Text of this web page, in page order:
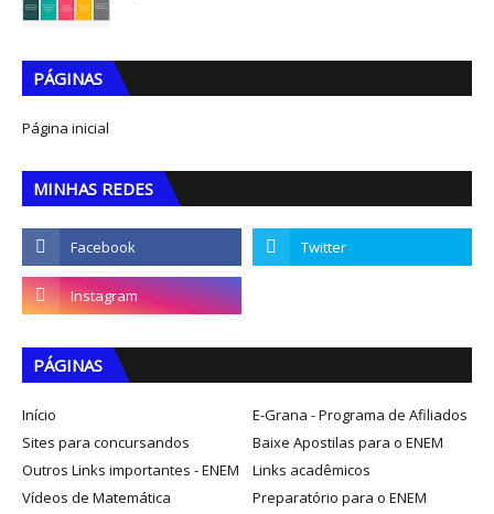
PÁGINAS
Página inicial
MINHAS REDES
PÁGINAS
Início
E-Grana - Programa de Afiliados
Sites para concursandos
Baixe Apostilas para o ENEM
Outros Links importantes - ENEM
Links acadêmicos
Vídeos de Matemática
Preparatório para o ENEM